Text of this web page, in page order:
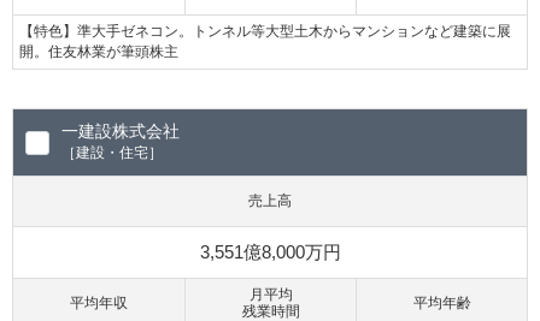
【特色】準大手ゼネコン。トンネル等大型土木からマンションなど建築に展
開。住友林業が筆頭株主
一建設株式会社
［建設・住宅］
売上高
3,551億8,000万円
平均年収
月平均
残業時間
平均年齢